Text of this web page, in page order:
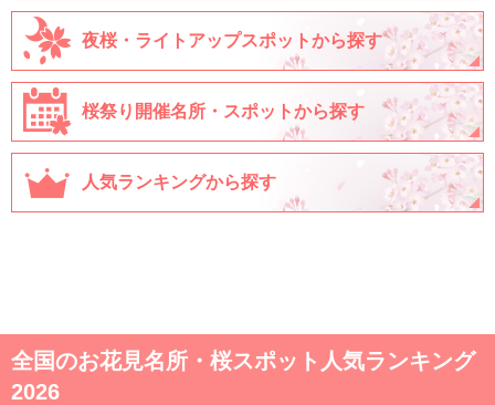
夜桜・ライトアップスポットから探す
桜祭り開催名所・スポットから探す
人気ランキングから探す
全国のお花見名所・桜スポット人気ランキング
2026